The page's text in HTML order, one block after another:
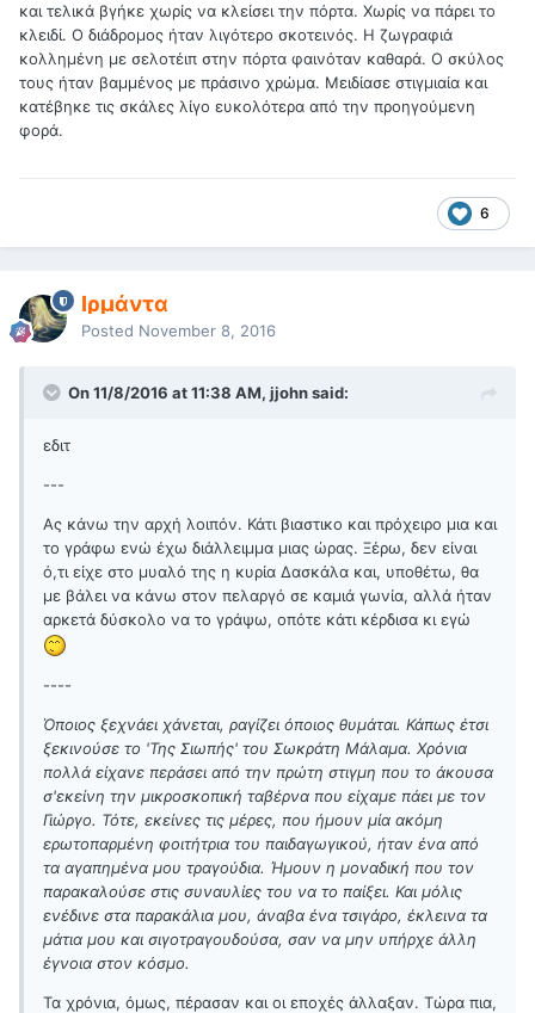
και τελικά βγήκε χωρίς να κλείσει την πόρτα. Χωρίς να πάρει το
κλειδί. Ο διάδρομος ήταν λιγότερο σκοτεινός. Η ζωγραφιά
κολλημένη με σελοτέιπ στην πόρτα φαινόταν καθαρά. Ο σκύλος
τους ήταν βαμμένος με πράσινο χρώμα. Μειδίασε στιγμιαία και
κατέβηκε τις σκάλες λίγο ευκολότερα από την προηγούμενη
φορά.
6
Ιρμάντα
Posted November 8, 2016
On 11/8/2016 at 11:38 AM, jjohn said:
εδιτ
---
Ας κάνω την αρχή λοιπόν. Κάτι βιαστικο και πρόχειρο μια και
το γράφω ενώ έχω διάλλειμμα μιας ώρας. Ξέρω, δεν είναι
ό,τι είχε στο μυαλό της η κυρία Δασκάλα και, υποθέτω, θα
με βάλει να κάνω στον πελαργό σε καμιά γωνία, αλλά ήταν
αρκετά δύσκολο να το γράψω, οπότε κάτι κέρδισα κι εγώ
----
Όποιος ξεχνάει χάνεται, ραγίζει όποιος θυμάται. Κάπως έτσι
ξεκινούσε το 'Της Σιωπής' του Σωκράτη Μάλαμα. Χρόνια
πολλά είχανε περάσει από την πρώτη στιγμη που το άκουσα
σ'εκείνη την μικροσκοπική ταβέρνα που είχαμε πάει με τον
Γιώργο. Τότε, εκείνες τις μέρες, που ήμουν μία ακόμη
ερωτοπαρμένη φοιτήτρια του παιδαγωγικού, ήταν ένα από
τα αγαπημένα μου τραγούδια. Ήμουν η μοναδική που τον
παρακαλούσε στις συναυλίες του να το παίξει. Και μόλις
ενέδινε στα παρακάλια μου, άναβα ένα τσιγάρο, έκλεινα τα
μάτια μου και σιγοτραγουδούσα, σαν να μην υπήρχε άλλη
έγνοια στον κόσμο.
Τα χρόνια, όμως, πέρασαν και οι εποχές άλλαξαν. Τώρα πια,